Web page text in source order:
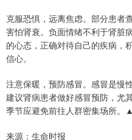
克服恐惧，远离焦虑。部分患者
害怕肾衰。负面情绪不利于肾脏
的心态，正确对待自己的疾病，
信心。
注意保暖，预防感冒。感冒是慢
建议肾病患者做好感冒预防，尤
季节应避免前往人群密集场所。▲
来源：生命时报